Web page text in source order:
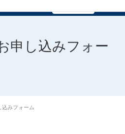
申し込みフォー
込みフォーム